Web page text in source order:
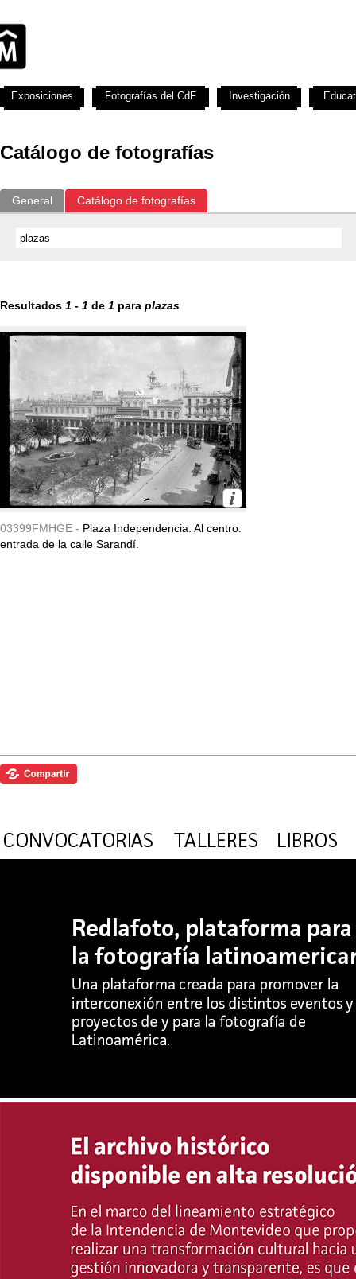
Catálogo de fotografías
General Catálogo de fotografías
Resultados 1 - 1 de 1 para plazas
03399FMHGE - Plaza Independencia. Al centro:
entrada de la calle Sarandí.
Exposiciones Fotografías del CdF Investigación